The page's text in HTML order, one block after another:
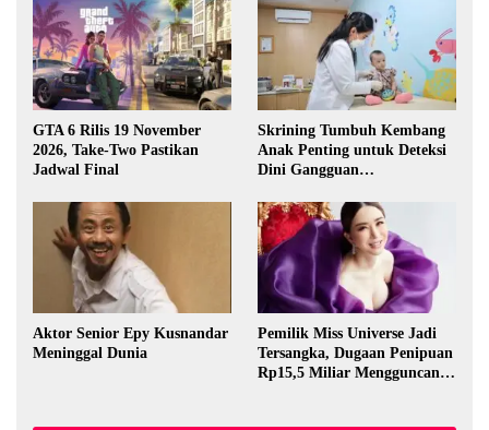
GTA 6 Rilis 19 November
2026, Take-Two Pastikan
Jadwal Final
Skrining Tumbuh Kembang
Anak Penting untuk Deteksi
Dini Gangguan
Aktor Senior Epy Kusnandar
Meninggal Dunia
Pemilik Miss Universe Jadi
Tersangka, Dugaan Penipuan
Rp15,5 Miliar Mengguncang